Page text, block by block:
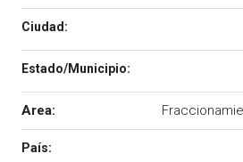
Area: